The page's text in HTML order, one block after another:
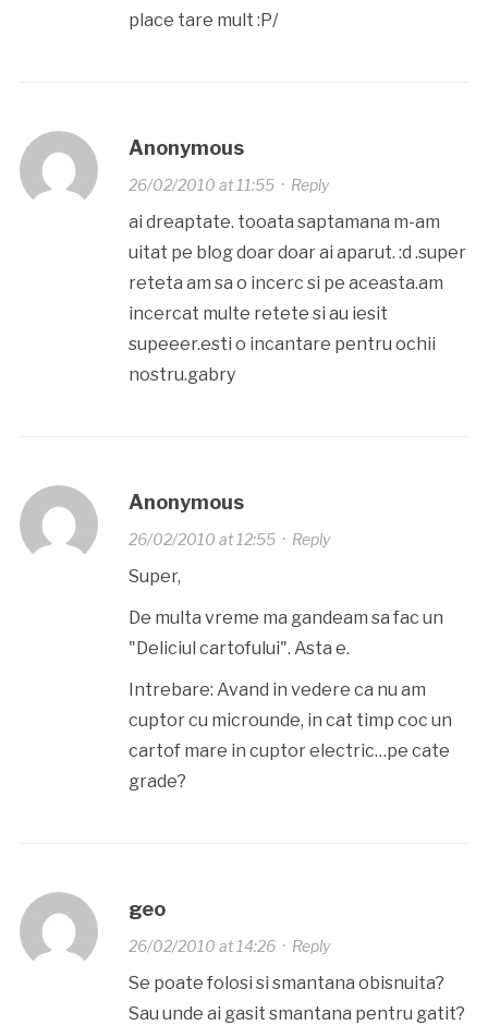
place tare mult :P/
Anonymous
26/02/2010 at 11:55· Reply
ai dreaptate. tooata saptamana m-am
uitat pe blog doar doar ai aparut. :d .super
reteta am sa o incerc si pe aceasta.am
incercat multe retete si au iesit
supeeer.esti o incantare pentru ochii
nostru.gabry
Anonymous
26/02/2010 at 12:55· Reply
Super,
De multa vreme ma gandeam sa fac un
"Deliciul cartofului". Asta e.
Intrebare: Avand in vedere ca nu am
cuptor cu microunde, in cat timp coc un
cartof mare in cuptor electric…pe cate
grade?
geo
26/02/2010 at 14:26· Reply
Se poate folosi si smantana obisnuita?
Sau unde ai gasit smantana pentru gatit?